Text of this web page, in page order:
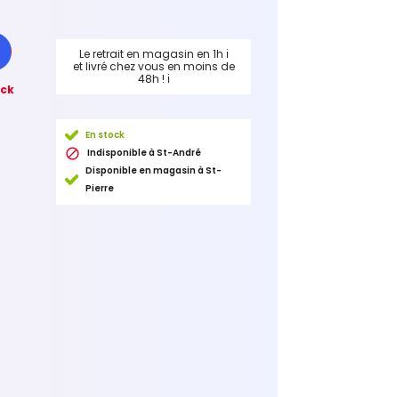
Le retrait en magasin en 1h ℹ
et livré chez vous en moins de
48h ! ℹ
En stock

Indisponible à St-André
Disponible en magasin à St-
Pierre